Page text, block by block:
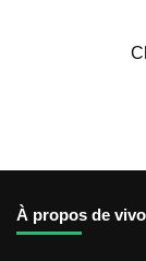
À propos de